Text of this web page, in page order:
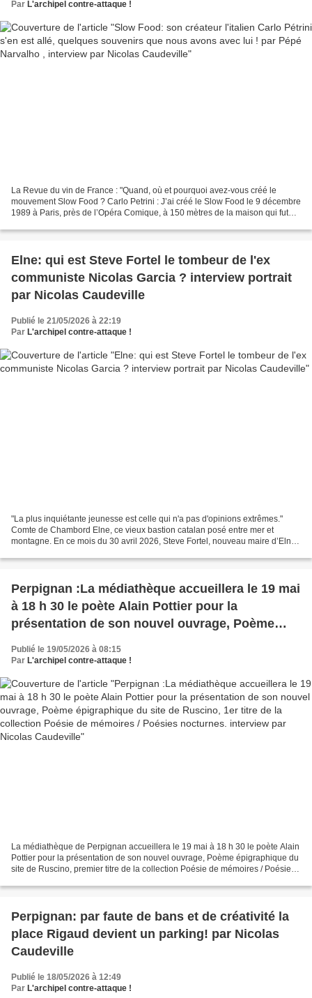
Par L'archipel contre-attaque !
La Revue du vin de France : "Quand, où et pourquoi avez-vous créé le
mouvement Slow Food ? Carlo Petrini : J’ai créé le Slow Food le 9 décembre
1989 à Paris, près de l’Opéra Comique, à 150 mètres de la maison qui fut
Elne: qui est Steve Fortel le tombeur de l'ex
communiste Nicolas Garcia ? interview portrait
par Nicolas Caudeville
Publié le 21/05/2026 à 22:19
Par L'archipel contre-attaque !
"La plus inquiétante jeunesse est celle qui n'a pas d'opinions extrêmes."
Comte de Chambord Elne, ce vieux bastion catalan posé entre mer et
montagne. En ce mois du 30 avril 2026, Steve Fortel, nouveau maire d’Elne,
Perpignan :La médiathèque accueillera le 19 mai
à 18 h 30 le poète Alain Pottier pour la
présentation de son nouvel ouvrage, Poème
collection Poésie de mémoires / Poésies
Publié le 19/05/2026 à 08:15
Par L'archipel contre-attaque !
La médiathèque de Perpignan accueillera le 19 mai à 18 h 30 le poète Alain
Pottier pour la présentation de son nouvel ouvrage, Poème épigraphique du
site de Ruscino, premier titre de la collection Poésie de mémoires / Poésies
Perpignan: par faute de bans et de créativité la
place Rigaud devient un parking! par Nicolas
Caudeville
Publié le 18/05/2026 à 12:49
Par L'archipel contre-attaque !